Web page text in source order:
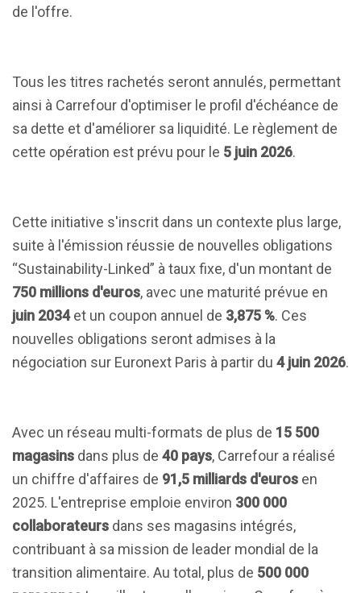
de l'offre.
Tous les titres rachetés seront annulés, permettant
ainsi à Carrefour d'optimiser le profil d'échéance de
sa dette et d'améliorer sa liquidité. Le règlement de
cette opération est prévu pour le 5 juin 2026.
Cette initiative s'inscrit dans un contexte plus large,
suite à l'émission réussie de nouvelles obligations
“Sustainability-Linked” à taux fixe, d'un montant de
750 millions d'euros, avec une maturité prévue en
juin 2034et un coupon annuel de 3,875 %. Ces
nouvelles obligations seront admises à la
négociation sur Euronext Paris à partir du 4 juin 2026.
Avec un réseau multi-formats de plus de 15 500
magasins dans plus de 40 pays, Carrefour a réalisé
un chiffre d'affaires de 91,5 milliards d'euros en
2025. L'entreprise emploie environ 300 000
collaborateurs dans ses magasins intégrés,
contribuant à sa mission de leader mondial de la
transition alimentaire. Au total, plus de 500 000